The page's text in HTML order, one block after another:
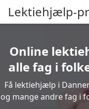
Lektiehjælp-
Online
alle fag i
Få lektiehjælp i
og mange andre fag i